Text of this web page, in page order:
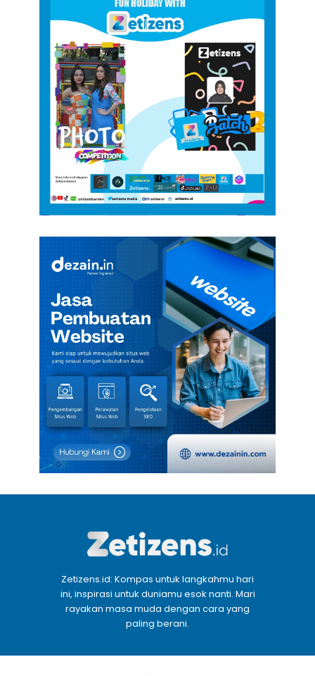
Zetizens.id: Kompas untuk langkahmu hari
ini, inspirasi untuk duniamu esok nanti. Mari
rayakan masa muda dengan cara yang
paling berani.